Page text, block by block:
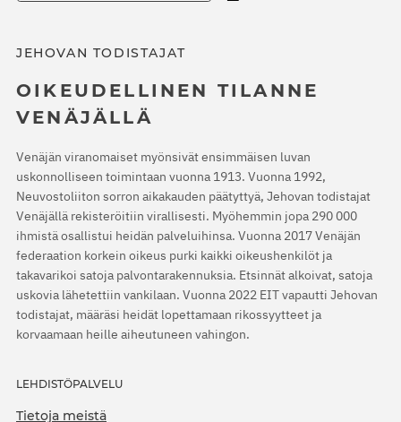
JEHOVAN TODISTAJAT
OIKEUDELLINEN TILANNE
VENÄJÄLLÄ
Venäjän viranomaiset myönsivät ensimmäisen luvan
uskonnolliseen toimintaan vuonna 1913. Vuonna 1992,
Neuvostoliiton sorron aikakauden päätyttyä, Jehovan todistajat
Venäjällä rekisteröitiin virallisesti. Myöhemmin jopa 290 000
ihmistä osallistui heidän palveluihinsa. Vuonna 2017 Venäjän
federaation korkein oikeus purki kaikki oikeushenkilöt ja
takavarikoi satoja palvontarakennuksia. Etsinnät alkoivat, satoja
uskovia lähetettiin vankilaan. Vuonna 2022 EIT vapautti Jehovan
todistajat, määräsi heidät lopettamaan rikossyytteet ja
korvaamaan heille aiheutuneen vahingon.
LEHDISTÖPALVELU
Tietoja meistä